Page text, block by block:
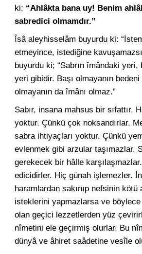
ki: “Ahlâkta bana uy! Benim
sabredici olmamdır.”
Îsâ aleyhisselâm buyurdu ki:
etmeyince, istediğine
buyurdu ki; “Sabrın îmândaki yeri,
yeri gibidir. Başı olmayanın
olmayanın da îmânı olmaz.”
Sabır, insana mahsus bir sıfattır.
yoktur. Çünkü çok noksandırlar.
sabra ihtiyaçları yoktur. Çünkü
evlenmek gibi arzular taşımazlar.
gerekecek bir hâlle
edicidirler. Hiç günah işlemezler.
haramlardan sakınıp nefsinin kötü
isteklerini yapmazlarsa ve böylece
olan geçici lezzetlerden yüz
nîmetini ele geçirmiş olurlar. Bu
dünyâ ve âhiret saâdetine vesîle